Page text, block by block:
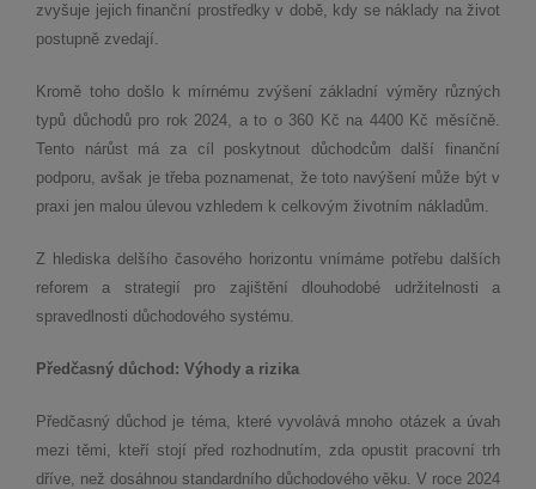
zvyšuje jejich finanční prostředky v době, kdy se náklady na život
postupně zvedají.
Kromě toho došlo k mírnému zvýšení základní výměry různých
typů důchodů pro rok 2024, a to o 360 Kč na 4400 Kč měsíčně.
Tento nárůst má za cíl poskytnout důchodcům další finanční
podporu, avšak je třeba poznamenat, že toto navýšení může být v
praxi jen malou úlevou vzhledem k celkovým životním nákladům.
Z hlediska delšího časového horizontu vnímáme potřebu dalších
reforem a strategií pro zajištění dlouhodobé udržitelnosti a
spravedlnosti důchodového systému.
Předčasný důchod: Výhody a rizika
Předčasný důchod je téma, které vyvolává mnoho otázek a úvah
mezi těmi, kteří stojí před rozhodnutím, zda opustit pracovní trh
dříve, než dosáhnou standardního důchodového věku. V roce 2024